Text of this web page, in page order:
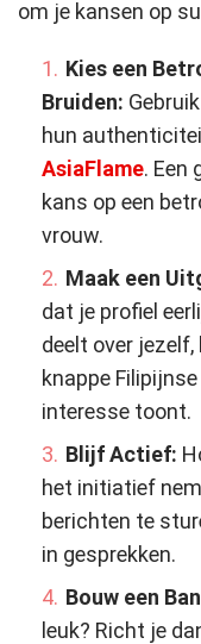
om je kansen op
Kies een
Bruiden:
hun
AsiaFlame. Een
kans op een
vrouw.
Maak een
dat je profiel
deelt over
knappe
interesse toont.
Blijf Actief:
het initiatief
berichten te
in gesprekken.
Bouw een
leuk? Richt je